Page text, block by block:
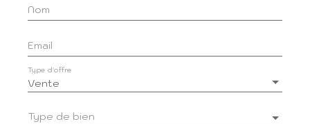
Nom
Email
Vente
Type d'offre
Type de bien